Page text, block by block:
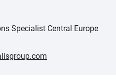
Specialist Central Europe